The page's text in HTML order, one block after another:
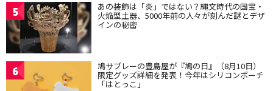
5 あの装飾は「炎」ではない？縄文時代の国宝・
火焔型土器、5000年前の人々が刻んだ謎とデザ
インの秘密
6 鳩サブレーの豊島屋が『鳩の日』（8月10日）
限定グッズ詳細を発表！今年はシリコンポーチ
「はとっこ」